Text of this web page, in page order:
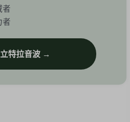
者
者
特拉音波 →